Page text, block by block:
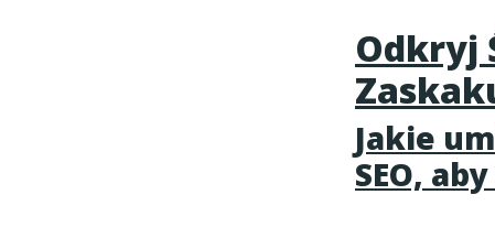
Odkryj
Jakie
SEO,